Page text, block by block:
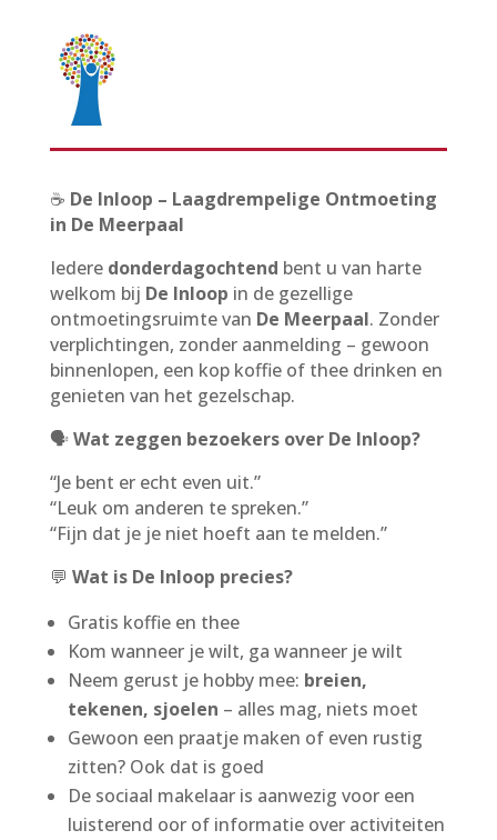
☕ De Inloop – Laagdrempelige Ontmoeting
in De Meerpaal
Iedere donderdagochtend bent u van harte
welkom bij De Inloop in de gezellige
ontmoetingsruimte van De Meerpaal. Zonder
verplichtingen, zonder aanmelding – gewoon
binnenlopen, een kop koffie of thee drinken en
genieten van het gezelschap.
🗣️Wat zeggen bezoekers over De Inloop?
“Je bent er echt even uit.”
“Leuk om anderen te spreken.”
“Fijn dat je je niet hoeft aan te melden.”
💬 Wat is De Inloop precies?
Gratis koffie en thee
Kom wanneer je wilt, ga wanneer je wilt
Neem gerust je hobby mee: breien,
tekenen, sjoelen – alles mag, niets moet
Gewoon een praatje maken of even rustig
zitten? Ook dat is goed
De sociaal makelaar is aanwezig voor een
luisterend oor of informatie over activiteiten